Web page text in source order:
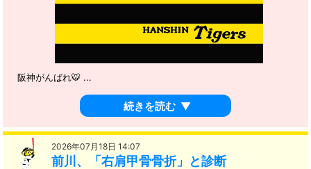
阪神がんばれ🐯 ...
続きを読む ▼
2026年07月18日 14:07
前川、「右肩甲骨骨折」と診断